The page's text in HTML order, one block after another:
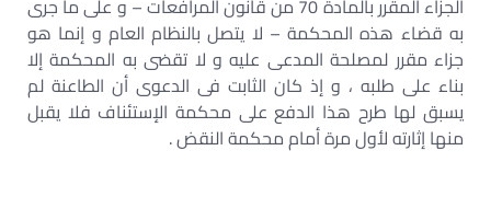
الجزاء المقرر بالمادة 70 من قانون المرافعات – و على ما جرى
به قضاء هذه المحكمة – لا يتصل بالنظام العام و إنما هو
جزاء مقرر لمصلحة المدعى عليه و لا تقضى به المحكمة إلا
بناء على طلبه ، و إذ كان الثابت فى الدعوى أن الطاعنة لم
يسبق لها طرح هذا الدفع على محكمة الإستئناف فلا يقبل
منها إثارته لأول مرة أمام محكمة النقض .